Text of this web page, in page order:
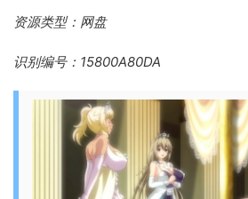
资源类型：网盘
识别编号：15800A80DA